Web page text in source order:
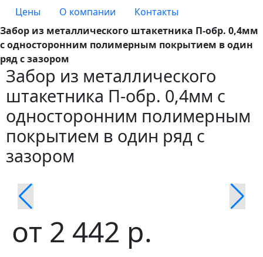
Цены
О компании
Контакты
Забор из металлического штакетника П-обр. 0,4мм
с односторонним полимерным покрытием в один
ряд с зазором
Забор из металлического
штакетника П-обр. 0,4мм с
односторонним полимерным
покрытием в один ряд с
зазором
от 2 442 р.